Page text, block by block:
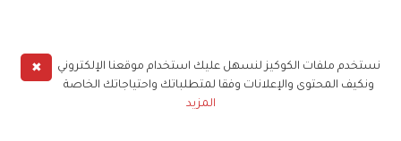
✖
نستخدم ملفات الكوكيز لنسهل عليك استخدام موقعنا الإلكتروني
ونكيف المحتوى والإعلانات وفقا لمتطلباتك واحتياجاتك الخاصة
المزيد